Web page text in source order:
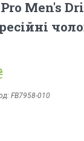
Men's
FB7958-010